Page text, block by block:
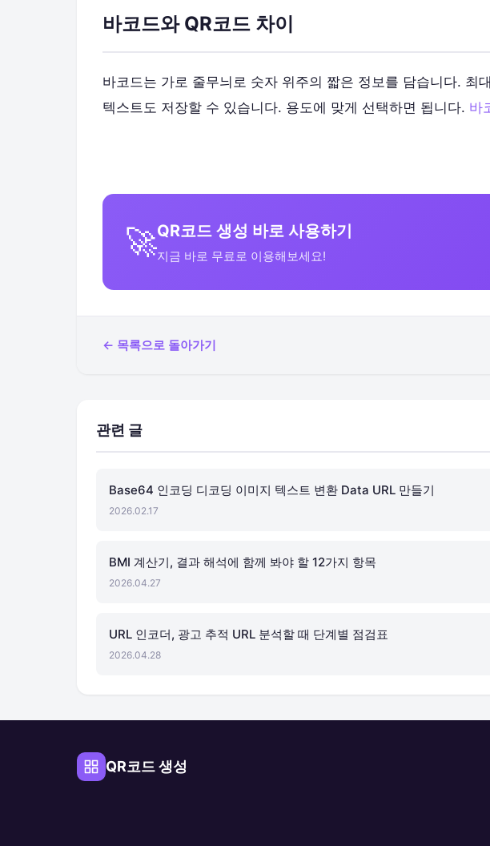
바코드와 QR코드 차이
바코드는 가로 줄무늬로 숫자 위주의 짧은 정보를 담습니다.
텍스트도 저장할 수 있습니다. 용도에 맞게 선택하면 됩니다. 바
🚀QR코드 생성 바로 사용하기
지금 바로 무료로 이용해보세요!
← 목록으로 돌아가기
관련 글
Base64 인코딩 디코딩 이미지 텍스트 변환 Data URL 만들기
2026.02.17
BMI 계산기, 결과 해석에 함께 봐야 할 12가지 항목
2026.04.27
URL 인코더, 광고 추적 URL 분석할 때 단계별 점검표
2026.04.28
QR코드 생성